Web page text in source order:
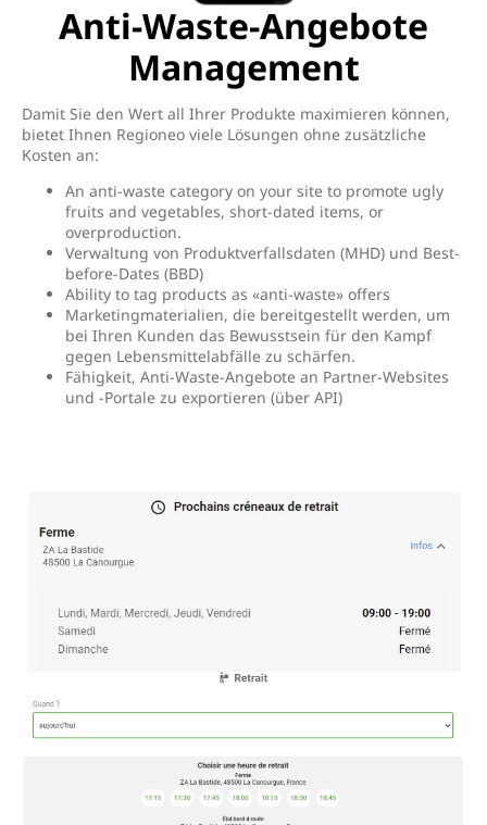
Anti-Waste-Angebote
Management
Damit Sie den Wert all Ihrer Produkte maximieren können,
bietet Ihnen Regioneo viele Lösungen ohne zusätzliche
Kosten an:
An anti-waste category on your site to promote ugly
fruits and vegetables, short-dated items, or
overproduction.
Verwaltung von Produktverfallsdaten (MHD) und Best-
before-Dates (BBD)
Ability to tag products as «anti-waste» offers
Marketingmaterialien, die bereitgestellt werden, um
bei Ihren Kunden das Bewusstsein für den Kampf
gegen Lebensmittelabfälle zu schärfen.
Fähigkeit, Anti-Waste-Angebote an Partner-Websites
und -Portale zu exportieren (über API)